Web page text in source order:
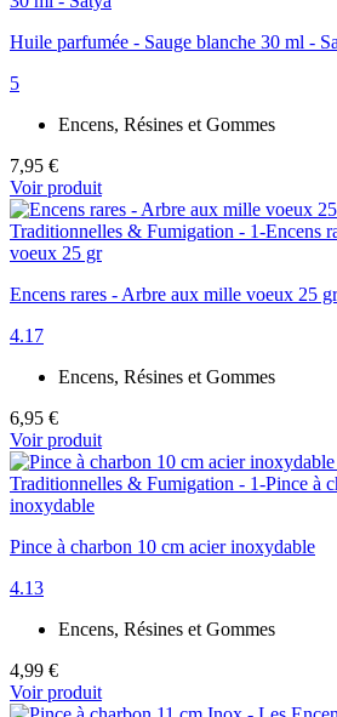
Huile parfumée - Sauge blanche 30 ml -
5
Encens, Résines et Gommes
7,95 €
Voir produit
Encens rares - Arbre aux mille voeux 25 gr
4.17
Encens, Résines et Gommes
6,95 €
Voir produit
Pince à charbon 10 cm acier inoxydable
4.13
Encens, Résines et Gommes
4,99 €
Voir produit